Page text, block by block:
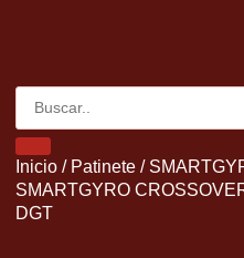
Inicio / Patinete /
SMARTGYRO
DGT